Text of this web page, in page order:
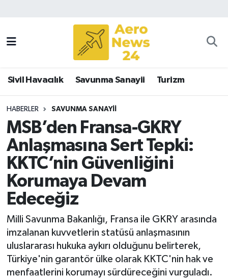
Sivil Havacılık Savunma Sanayii Turizm
HABERLER SAVUNMA SANAYII
MSB’den Fransa-GKRY
Anlaşmasına Sert Tepki:
KKTC’nin Güvenliğini
Korumaya Devam
Edeceğiz
Milli Savunma Bakanlığı, Fransa ile GKRY arasında
imzalanan kuvvetlerin statüsü anlaşmasının
uluslararası hukuka aykırı olduğunu belirterek,
Türkiye'nin garantör ülke olarak KKTC'nin hak ve
menfaatlerini korumayı sürdüreceğini vurguladı.